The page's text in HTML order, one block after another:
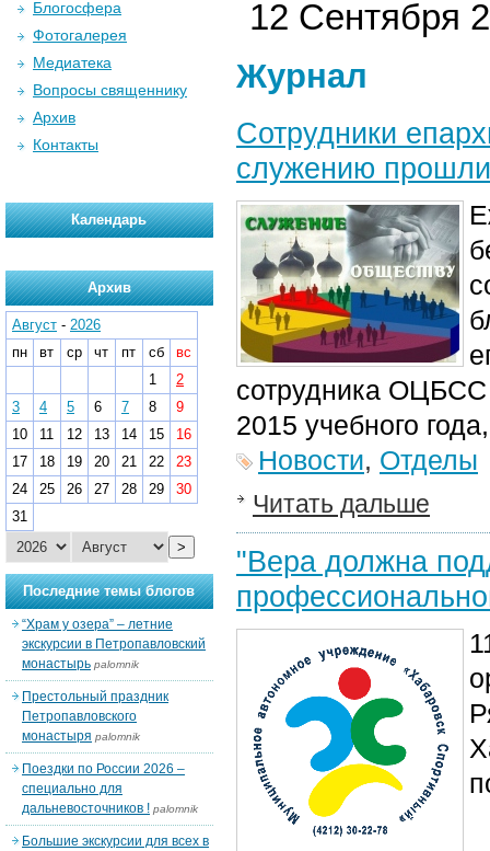
12 Сентября
Журнал
Сотрудники
служению
сотрудника
2015 учебного
Новости, Отделы
Читать дальше
"Вера должна
Блогосфера
Фотогалерея
Медиатека
Вопросы священнику
Архив
Контакты
Календарь
Архив
Август - 2026
пн
вт ср чт пт сб
вс
1
2
3
4 5 6 7 8
9
10
11 12 13 14 15
16
17
18 19 20 21 22
23
24
25 26 27 28 29
30
31
>
Последние темы блогов
“Храм у озера” – летние
экскурсии в Петропавловский
монастырь palomnik
Престольный праздник
Петропавловского
монастыря palomnik
Поездки по России 2026 –
специально для
дальневосточников ! palomnik
Большие экскурсии для всех в